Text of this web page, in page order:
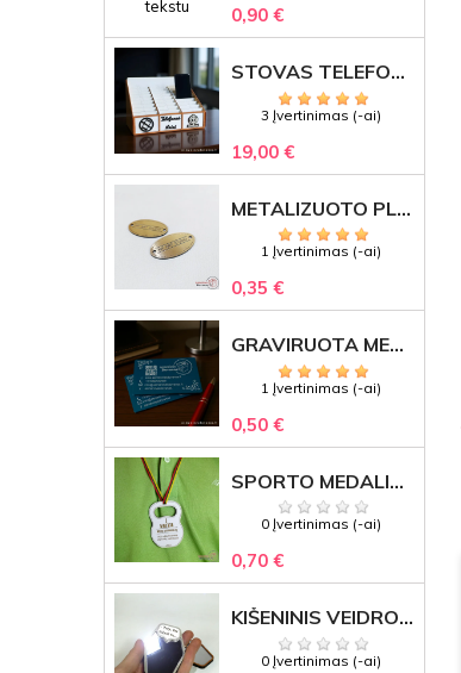
0,90 €
STOVAS TELEFONAMS KLASEI (27 VIETOS) – GRAVIRUOJAMAS ORGANIZATORIUS
3 Įvertinimas (-ai)
19,00 €
METALIZUOTO PLASTIKO ETIKETĖS SU GRAVIRUOTU TEKSTU -LOGOTIPU
1 Įvertinimas (-ai)
0,35 €
GRAVIRUOTA METALINĖ VIZITINĖ KORTELĖ SU LOGOTIPU – REPREZENTACINĖ VERSLO DOVANA
1 Įvertinimas (-ai)
0,50 €
SPORTO MEDALIS "STIPRUOLIS" SU GRAVIRUOTU TEKSTU
0 Įvertinimas (-ai)
0,70 €
KIŠENINIS VEIDRODĖLIS
0 Įvertinimas (-ai)